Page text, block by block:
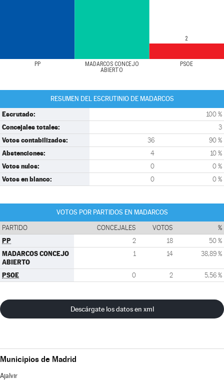
PP
MADARCOS CONCEJO
ABIERTO
PSOE
2
RESUMEN DEL ESCRUTINIO DE MADARCOS
Escrutado: 100 %
Concejales totales: 3
Votos contabilizados: 36 90 %
Abstenciones: 4 10 %
Votos nulos: 0 0 %
Votos en blanco: 0 0 %
VOTOS POR PARTIDOS EN MADARCOS
PARTIDO CONCEJALES VOTOS %
PP 2 18 50 %
MADARCOS CONCEJO
ABIERTO
1 14 38,89 %
PSOE 0 2 5,56 %
Descárgate los datos en xml
Municipios de Madrid
Ajalvir